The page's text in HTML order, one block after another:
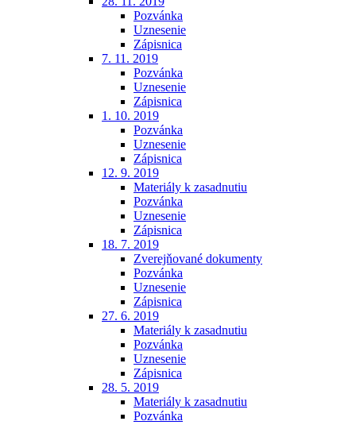
Pozvánka
Uznesenie
Zápisnica
7. 11. 2019
Pozvánka
Uznesenie
Zápisnica
1. 10. 2019
Pozvánka
Uznesenie
Zápisnica
12. 9. 2019
Materiály k zasadnutiu
Pozvánka
Uznesenie
Zápisnica
18. 7. 2019
Zverejňované dokumenty
Pozvánka
Uznesenie
Zápisnica
27. 6. 2019
Materiály k zasadnutiu
Pozvánka
Uznesenie
Zápisnica
28. 5. 2019
Materiály k zasadnutiu
Pozvánka